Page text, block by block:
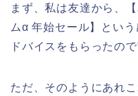
まず、私は友達から、
ムα 年始セール】とい
ドバイスをもらったの
ただ、そのようにあれ